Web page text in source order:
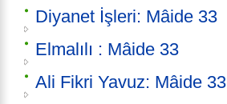
Diyanet İşleri: Mâide 33
Elmalılı : Mâide 33
Ali Fikri Yavuz: Mâide 33